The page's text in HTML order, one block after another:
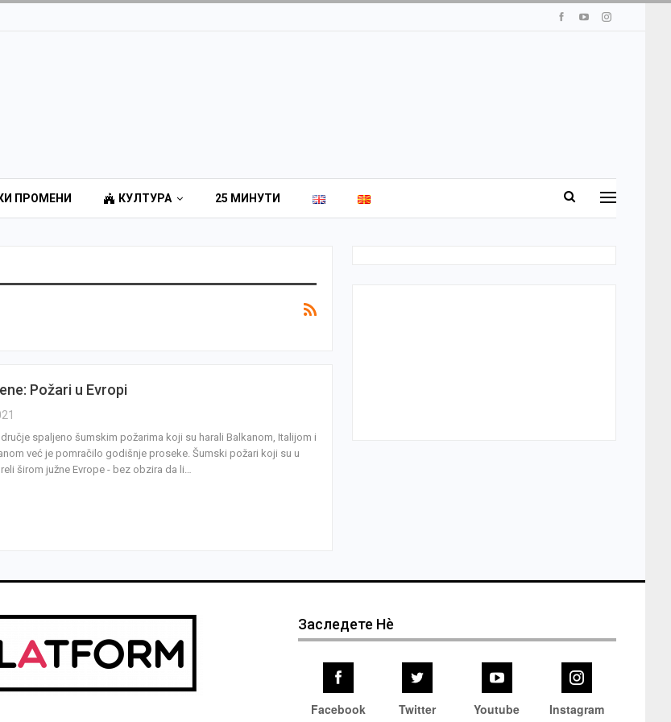
ПРОМЕНИ КУЛТУРА 25 МИНУТИ
Požari u Evropi
spaljeno šumskim požarima koji su harali Balkanom, Italijom i
već je pomračilo godišnje proseke. Šumski požari koji su u
širom južne Evrope - bez obzira da li…
Заследете Нѐ
Facebook Twitter Youtube Instagram